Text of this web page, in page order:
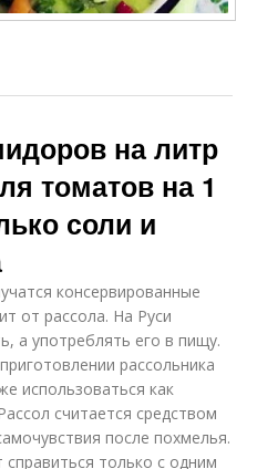
на литр
томатов на 1
соли и
консервированные
от рассола. На Руси
а употреблять его в пищу.
рассольника
использоваться как
считается средством
после похмелья.
только с одним